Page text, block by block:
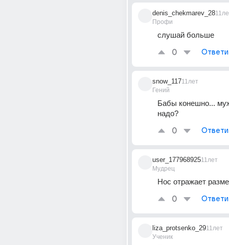
denis_chekmarev_28
Профи
слушай больше
0
snow_117
Гений
11лет
Бабы конешно...
надо?
0
user_177968925
Мудрец
11лет
Нос отражает
0
liza_protsenko_29
Ученик
11лет